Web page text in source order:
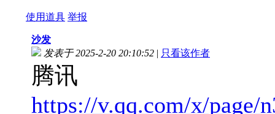
使用道具 举报
沙发
发表于 2025-2-20 20:10:52 | 只看该作者
腾讯
https://v.qq.com/x/page/